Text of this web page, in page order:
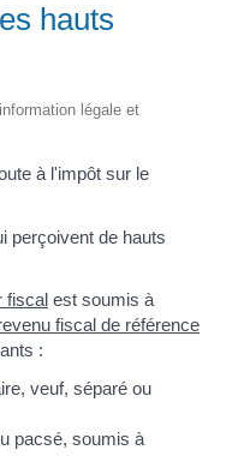
hauts
légale et
à l'impôt sur le
perçoivent de hauts
fiscal est soumis à
fiscal de référence
:
veuf, séparé ou
pacsé, soumis à